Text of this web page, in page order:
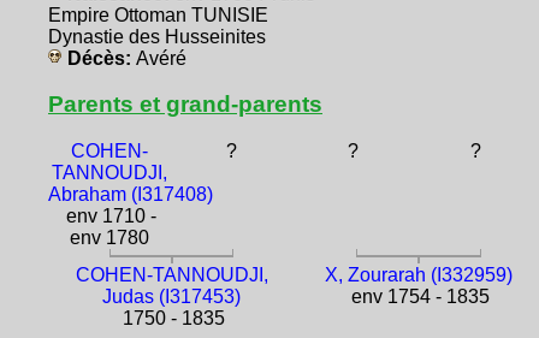
Empire Ottoman TUNISIE
Dynastie des Husseinites
Décès: Avéré
Parents et grand-parents
COHEN-
TANNOUDJI,
Abraham (I317408)
env 1710 -
env 1780
? ? ?
COHEN-TANNOUDJI,
Judas (I317453)
1750 - 1835
X, Zourarah (I332959)
env 1754 - 1835